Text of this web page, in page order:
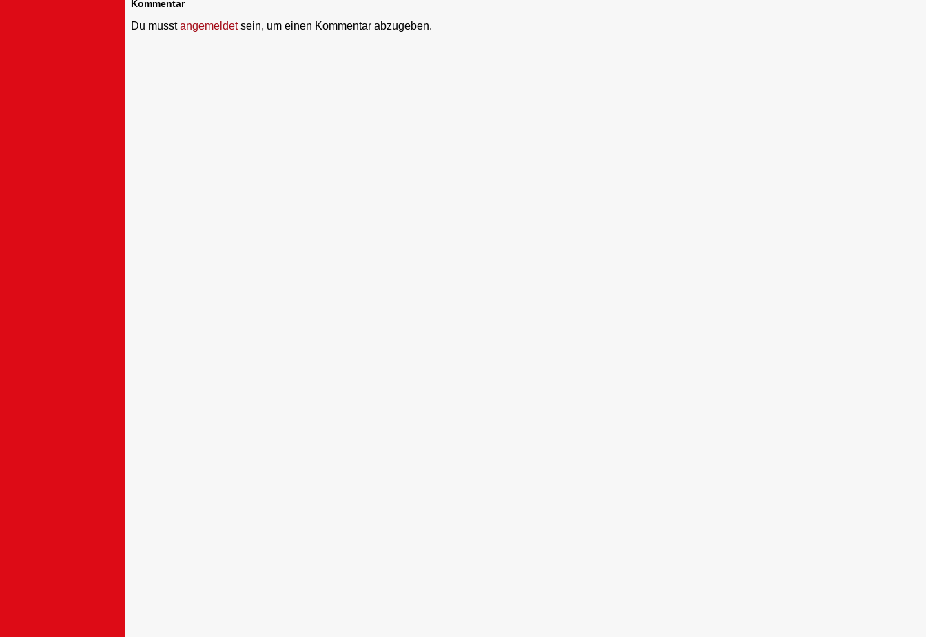
Kommentar
Du musstangemeldetsein, um einen Kommentar abzugeben.